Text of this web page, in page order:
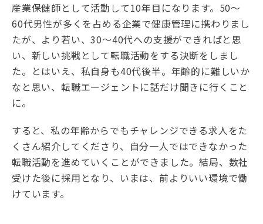
産業保健師として活動して10年目になります。50〜
60代男性が多くを占める企業で健康管理に携わりまし
たが、より若い、30〜40代への支援ができればと思
い、新しい挑戦として転職活動をする決断をしまし
た。とはいえ、私自身も40代後半。年齢的に難しいか
なと思い、転職エージェントに話だけ聞きに行くこと
に。
すると、私の年齢からでもチャレンジできる求人をた
くさん紹介してくださり、自分一人ではできなかった
転職活動を進めていくことができました。結局、数社
受けた後に採用となり、いまは、前よりいい環境で働
けています。